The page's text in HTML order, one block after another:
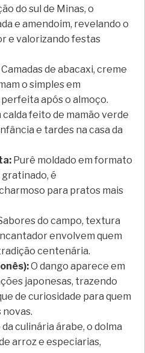
do sul de Minas, o
e amendoim, revelando o
e valorizando festas
Camadas de abacaxi, creme
o simples em
após o almoço.
calda feito de mamão verde
e tardes na casa da
Purê moldado em formato
é
para pratos mais
do campo, textura
envolvem quem
centenária.
O dango aparece em
japonesas, trazendo
de curiosidade para quem
da culinária árabe, o dolma
arroz e especiarias,